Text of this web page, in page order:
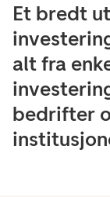
Et bredt
alt fra
bedrifter